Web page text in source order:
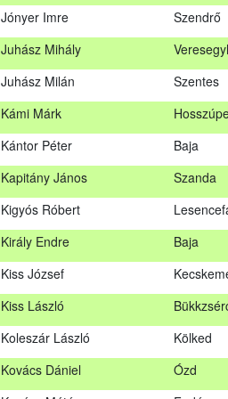
Jónyer Imre
Szendrő
Juhász Mihály
Juhász Milán
Szentes
Kámi Márk
Kántor Péter
Baja
Kapitány János
Szanda
Kigyós Róbert
Király Endre
Baja
Kiss József
Kiss László
Koleszár László
Kölked
Kovács Dániel
Ózd
Janik Gergely Kálmán
Jónyer Imre
Szendrő
Juhász Mihály
Juhász Milán
Szentes
Kámi Márk
Kántor Péter
Baja
Kapitány János
Szanda
Kigyós Róbert
Király Endre
Baja
Kiss József
Kiss László
Bükkzsérc
Koleszár László
Kölked